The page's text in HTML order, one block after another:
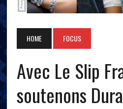
HOME FOCUS
Avec Le Slip
soutenons